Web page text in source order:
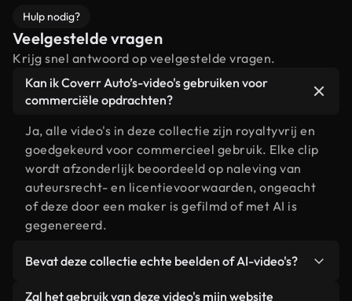
Hulp nodig?
Veelgestelde vragen
Krijg snel antwoord op veelgestelde vragen.
Kan ik Coverr Auto’s-video's gebruiken voor
commerciële opdrachten?
Ja, alle video's in deze collectie zijn royaltyvrij en
goedgekeurd voor commercieel gebruik. Elke clip
wordt afzonderlijk beoordeeld op naleving van
auteursrecht- en licentievoorwaarden, ongeacht
of deze door een maker is gefilmd of met AI is
gegenereerd.
Bevat deze collectie echte beelden of AI-video's?
Beide. Dit is een hybride bibliotheek die bestaat
Zal het gebruik van deze video's mijn website